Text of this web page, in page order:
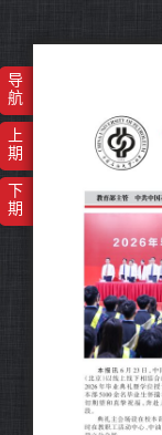
导
航
上
期
下
期